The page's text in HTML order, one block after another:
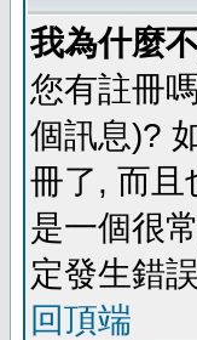
我為什麼
您有註冊
個訊息)?
冊了, 而且
是一個很
定發生錯
回頂端